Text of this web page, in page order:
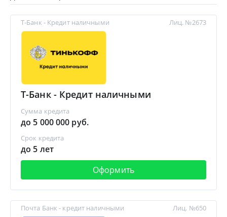
Т-Банк - Кредит наличными
Т-Банк - Кредит наличными
Сумма кредита
до 5 000 000 руб.
Срок кредита
до 5 лет
Оформить
Лиц. №2673
Почта Банк - кредит наличными Лиц. №650